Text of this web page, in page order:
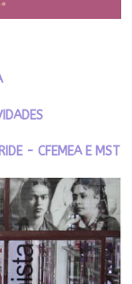
- CFEMEA E MST